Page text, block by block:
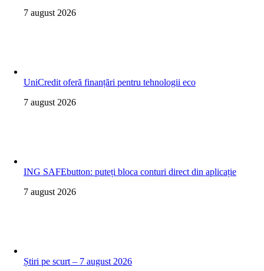
7 august 2026
UniCredit oferă finanțări pentru tehnologii eco
7 august 2026
ING SAFEbutton: puteți bloca conturi direct din aplicație
7 august 2026
Știri pe scurt – 7 august 2026